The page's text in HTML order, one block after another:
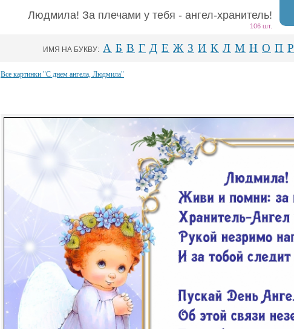
Людмила! За плечами у тебя - ангел-хранитель!
106 шт.
ИМЯ НА БУКВУ: А Б В Г Д Е Ж З И К Л М Н О П Р
Все картинки "С днем ангела, Людмила"